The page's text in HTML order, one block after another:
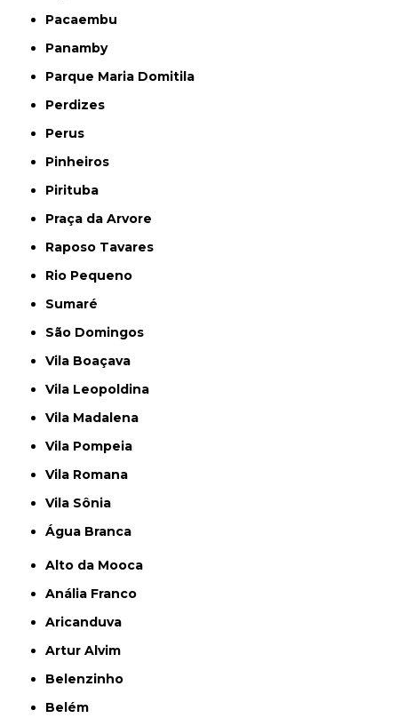
Pacaembu
Panamby
Parque Maria Domitila
Perdizes
Perus
Pinheiros
Pirituba
Praça da Arvore
Raposo Tavares
Rio Pequeno
Sumaré
São Domingos
Vila Boaçava
Vila Leopoldina
Vila Madalena
Vila Pompeia
Vila Romana
Vila Sônia
Água Branca
Alto da Mooca
Anália Franco
Aricanduva
Artur Alvim
Belenzinho
Belém